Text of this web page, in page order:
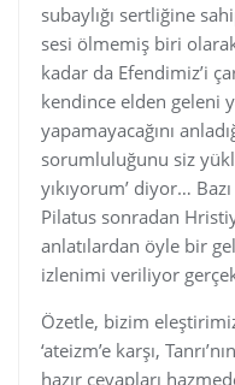
subaylığı sertliğine
sesi ölmemiş biri olarak
kadar da Efendimiz’i
kendince elden geleni
yapamayacağını
sorumluluğunu siz
yıkıyorum’ diyor…
Pilatus sonradan
anlatılardan öyle bir
izlenimi veriliyor
Özetle, bizim
‘ateizm’e karşı,
hazır cevapları